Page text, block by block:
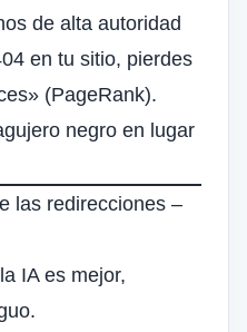
de alta autoridad
en tu sitio, pierdes
(PageRank).
negro en lugar
las redirecciones –
IA es mejor,